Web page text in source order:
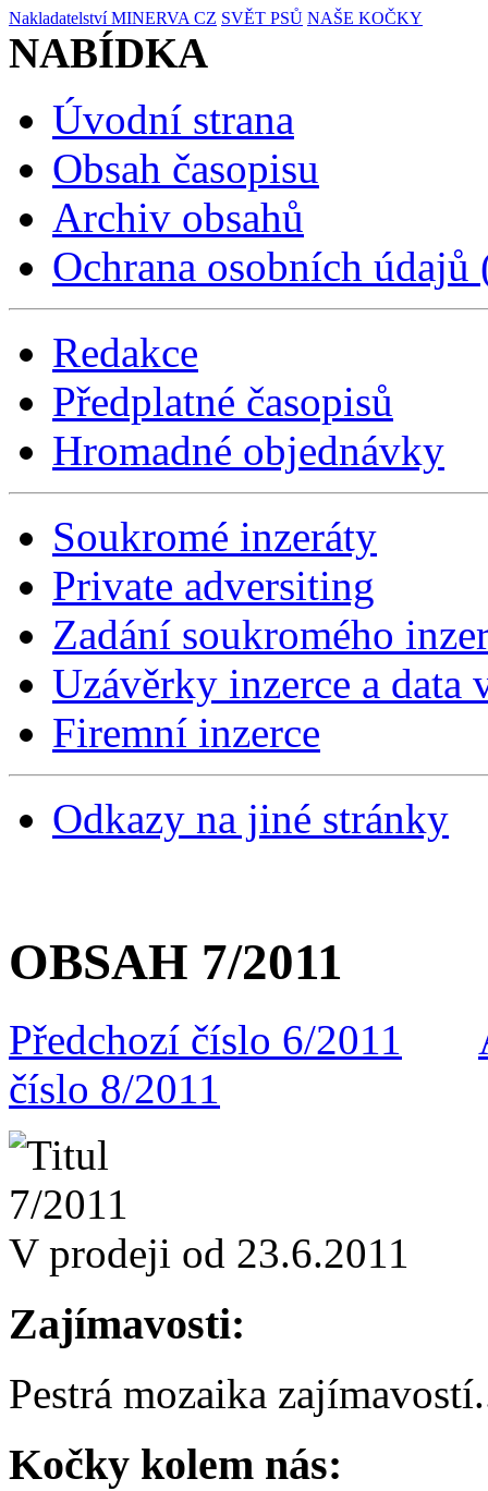
Nakladatelství MINERVA CZ SVĚT PSŮ NAŠE KOČKY
NABÍDKA
Úvodní strana
Obsah časopisu
Archiv obsahů
Ochrana osobních údajů
Redakce
Předplatné časopisů
Hromadné objednávky
Soukromé inzeráty
Private adversiting
Zadání soukromého
Uzávěrky inzerce a data
Firemní inzerce
Odkazy na jiné stránky
OBSAH 7/2011
Předchozí číslo 6/2011
číslo 8/2011
V prodeji od 23.6.2011
Zajímavosti:
Pestrá mozaika zajímavostí
Kočky kolem nás: